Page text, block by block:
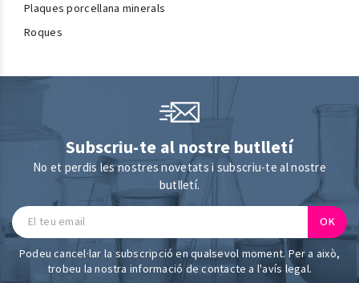
Plaques porcellana minerals
Roques
Subscriu-te al nostre butlletí
No et perdis les nostres novetats i subscriu-te al nostre
butlletí.
Podeu cancel·lar la subscripció en qualsevol moment. Per a això,
trobeu la nostra informació de contacte a l'avís legal.